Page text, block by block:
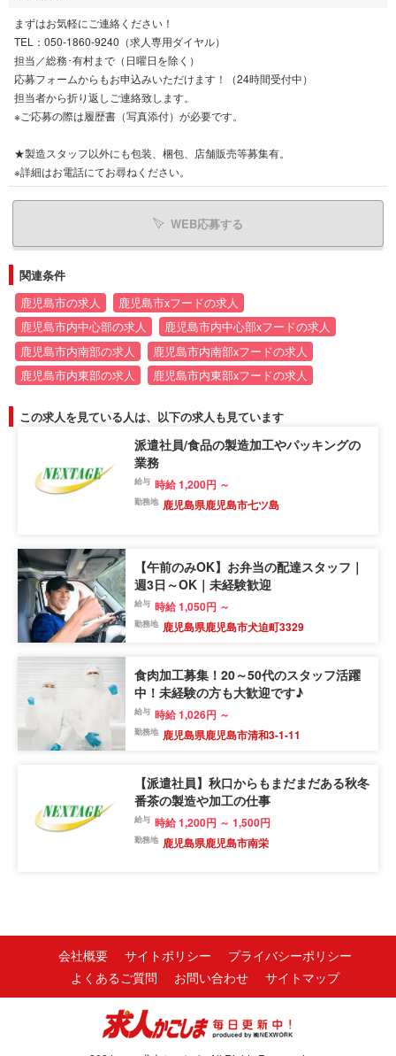
まずはお気軽にご連絡ください！
TEL：050-1860-9240（求人専用ダイヤル）
担当／総務･有村まで（日曜日を除く）
応募フォームからもお申込みいただけます！（24時間受付中）
担当者から折り返しご連絡致します。
※ご応募の際は履歴書（写真添付）が必要です。
★製造スタッフ以外にも包装、梱包、店舗販売等募集有。
※詳細はお電話にてお尋ねください。
WEB応募する
関連条件
鹿児島市の求人
鹿児島市xフードの求人
鹿児島市内中心部の求人
鹿児島市内中心部xフードの求人
鹿児島市内南部の求人
鹿児島市内南部xフードの求人
鹿児島市内東部の求人
鹿児島市内東部xフードの求人
この求人を見ている人は、以下の求人も見ています
派遣社員/食品の製造加工やパッキングの
業務
給与 時給 1,200円 ～
勤務地 鹿児島県鹿児島市七ツ島
【午前のみOK】お弁当の配達スタッフ｜
週3日～OK｜未経験歓迎
給与 時給 1,050円 ～
勤務地 鹿児島県鹿児島市犬迫町3329
食肉加工募集！20～50代のスタッフ活躍
中！未経験の方も大歓迎です♪
給与 時給 1,026円 ～
勤務地 鹿児島県鹿児島市清和3-1-11
【派遣社員】秋口からもまだまだある秋冬
番茶の製造や加工の仕事
給与 時給 1,200円 ～ 1,500円
勤務地 鹿児島県鹿児島市南栄
会社概要 サイトポリシー
プライバシーポリシー
よくあるご質問
お問い合わせ サイトマップ